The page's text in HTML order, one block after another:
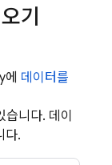
기
데이터를
니다. 데이
다.